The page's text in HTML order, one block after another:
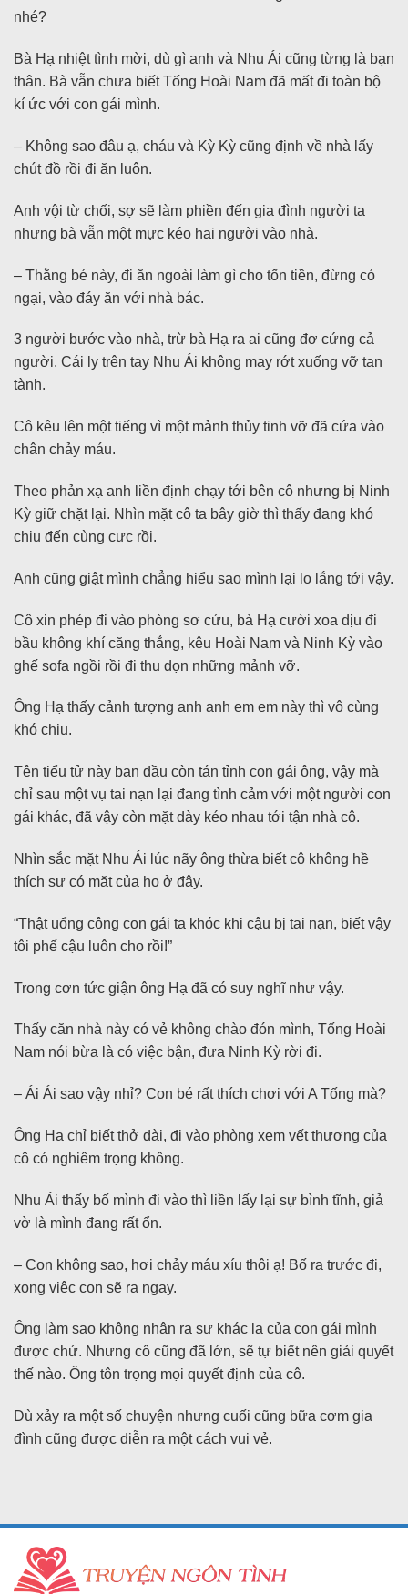
nhé?
Bà Hạ nhiệt tình mời, dù gì anh và Nhu Ái cũng từng là bạn
thân. Bà vẫn chưa biết Tống Hoài Nam đã mất đi toàn bộ
kí ức với con gái mình.
– Không sao đâu ạ, cháu và Kỳ Kỳ cũng định về nhà lấy
chút đồ rồi đi ăn luôn.
Anh vội từ chối, sợ sẽ làm phiền đến gia đình người ta
nhưng bà vẫn một mực kéo hai người vào nhà.
– Thằng bé này, đi ăn ngoài làm gì cho tốn tiền, đừng có
ngại, vào đáy ăn với nhà bác.
3 người bước vào nhà, trừ bà Hạ ra ai cũng đơ cứng cả
người. Cái ly trên tay Nhu Ái không may rớt xuống vỡ tan
tành.
Cô kêu lên một tiếng vì một mảnh thủy tinh vỡ đã cứa vào
chân chảy máu.
Theo phản xạ anh liền định chạy tới bên cô nhưng bị Ninh
Kỳ giữ chặt lại. Nhìn mặt cô ta bây giờ thì thấy đang khó
chịu đến cùng cực rồi.
Anh cũng giật mình chẳng hiểu sao mình lại lo lắng tới vậy.
Cô xin phép đi vào phòng sơ cứu, bà Hạ cười xoa dịu đi
bầu không khí căng thẳng, kêu Hoài Nam và Ninh Kỳ vào
ghế sofa ngồi rồi đi thu dọn những mảnh vỡ.
Ông Hạ thấy cảnh tượng anh anh em em này thì vô cùng
khó chịu.
Tên tiểu tử này ban đầu còn tán tỉnh con gái ông, vậy mà
chỉ sau một vụ tai nạn lại đang tình cảm với một người con
gái khác, đã vậy còn mặt dày kéo nhau tới tận nhà cô.
Nhìn sắc mặt Nhu Ái lúc nãy ông thừa biết cô không hề
thích sự có mặt của họ ở đây.
“Thật uổng công con gái ta khóc khi cậu bị tai nạn, biết vậy
tôi phế cậu luôn cho rồi!”
Trong cơn tức giận ông Hạ đã có suy nghĩ như vậy.
Thấy căn nhà này có vẻ không chào đón mình, Tống Hoài
Nam nói bừa là có việc bận, đưa Ninh Kỳ rời đi.
– Ái Ái sao vậy nhỉ? Con bé rất thích chơi với A Tống mà?
Ông Hạ chỉ biết thở dài, đi vào phòng xem vết thương của
cô có nghiêm trọng không.
Nhu Ái thấy bố mình đi vào thì liền lấy lại sự bình tĩnh, giả
vờ là mình đang rất ổn.
– Con không sao, hơi chảy máu xíu thôi ạ! Bố ra trước đi,
xong việc con sẽ ra ngay.
Ông làm sao không nhận ra sự khác lạ của con gái mình
được chứ. Nhưng cô cũng đã lớn, sẽ tự biết nên giải quyết
thế nào. Ông tôn trọng mọi quyết định của cô.
Dù xảy ra một số chuyện nhưng cuối cũng bữa cơm gia
đình cũng được diễn ra một cách vui vẻ.